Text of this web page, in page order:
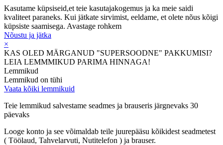
Kasutame küpsiseid,et teie kasutajakogemus ja ka meie saidi
kvaliteet paraneks. Kui jätkate sirvimist, eeldame, et olete nõus kõigi
küpsiste saamisega. Avastage rohkem
Nõustu ja jätka
×
KAS OLED MÄRGANUD "SUPERSOODNE" PAKKUMISI?
LEIA LEMMMIKUD PARIMA HINNAGA!
Lemmikud
Lemmikud on tühi
Vaata kõiki lemmikuid
Teie lemmikud salvestame seadmes ja brauseris järgnevaks 30
päevaks
Looge konto ja see võimaldab teile juurepääsu kõikidest seadmetest
( Töölaud, Tahvelarvuti, Nutitelefon ) ja brauser.